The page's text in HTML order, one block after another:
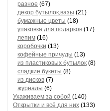
разное (67)
декор бутылок,вазы (21)
бумажные цветы (18)
упаковка для подарков (17)
лепим (16)
коробочки (13)
кофейные причуды (13)
из пластиковых бутылок (8)
сладкие букеты (8)
из дисков (7)
журналы (6)
Ухаживаем за собой (140)
Открытки и всё для них (133)